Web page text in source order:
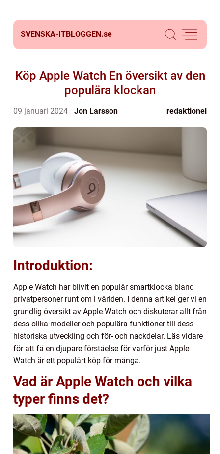
SVENSKA-ITBLOGGEN.se
Köp Apple Watch En översikt av den
populära klockan
09 januari 2024 Jon Larsson redaktionel
Introduktion:
Apple Watch har blivit en populär smartklocka bland
privatpersoner runt om i världen. I denna artikel ger vi en
grundlig översikt av Apple Watch och diskuterar allt från
dess olika modeller och populära funktioner till dess
historiska utveckling och för- och nackdelar. Läs vidare
för att få en djupare förståelse för varför just Apple
Watch är ett populärt köp för många.
Vad är Apple Watch och vilka
typer finns det?